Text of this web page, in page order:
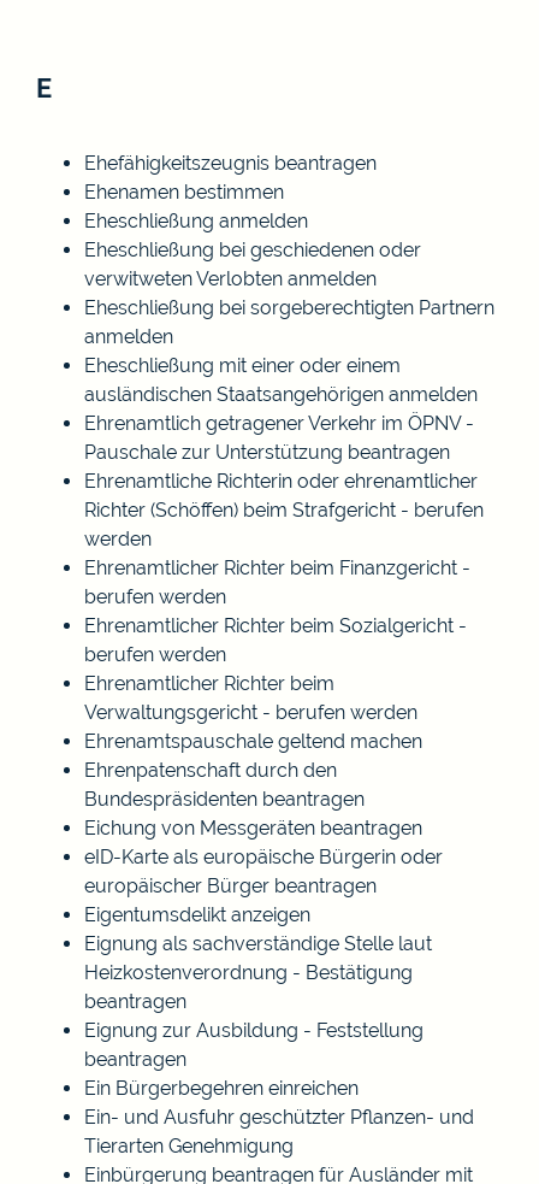
E
Ehefähigkeitszeugnis beantragen
Ehenamen bestimmen
Eheschließung anmelden
Eheschließung bei geschiedenen oder
verwitweten Verlobten anmelden
Eheschließung bei sorgeberechtigten Partnern
anmelden
Eheschließung mit einer oder einem
ausländischen Staatsangehörigen anmelden
Ehrenamtlich getragener Verkehr im ÖPNV -
Pauschale zur Unterstützung beantragen
Ehrenamtliche Richterin oder ehrenamtlicher
Richter (Schöffen) beim Strafgericht - berufen
werden
Ehrenamtlicher Richter beim Finanzgericht -
berufen werden
Ehrenamtlicher Richter beim Sozialgericht -
berufen werden
Ehrenamtlicher Richter beim
Verwaltungsgericht - berufen werden
Ehrenamtspauschale geltend machen
Ehrenpatenschaft durch den
Bundespräsidenten beantragen
Eichung von Messgeräten beantragen
eID-Karte als europäische Bürgerin oder
europäischer Bürger beantragen
Eigentumsdelikt anzeigen
Eignung als sachverständige Stelle laut
Heizkostenverordnung - Bestätigung
beantragen
Eignung zur Ausbildung - Feststellung
beantragen
Ein Bürgerbegehren einreichen
Ein- und Ausfuhr geschützter Pflanzen- und
Tierarten Genehmigung
Einbürgerung beantragen für Ausländer mit